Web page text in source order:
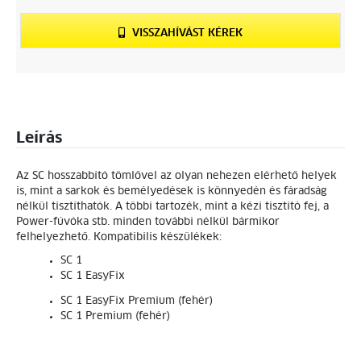
VISSZAHÍVÁST KÉREK
Leírás
Az SC hosszabbító tömlővel az olyan nehezen elérhető helyek
is, mint a sarkok és bemélyedések is könnyedén és fáradság
nélkül tisztíthatók. A többi tartozék, mint a kézi tisztító fej, a
Power-fúvóka stb. minden további nélkül bármikor
felhelyezhető. Kompatibilis készülékek:
SC 1
SC 1 EasyFix
SC 1 EasyFix Premium (fehér)
SC 1 Premium (fehér)